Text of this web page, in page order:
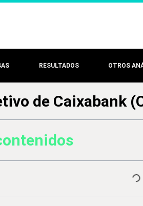
RESULTADOS OTROS
de Caixabank